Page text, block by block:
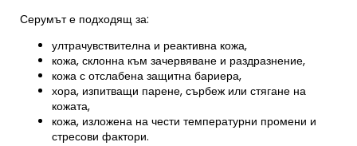
Серумът е подходящ за:
ултрачувствителна и реактивна кожа,
кожа, склонна към зачервяване и раздразнение,
кожа с отслабена защитна бариера,
хора, изпитващи парене, сърбеж или стягане на
кожата,
кожа, изложена на чести температурни промени и
стресови фактори.